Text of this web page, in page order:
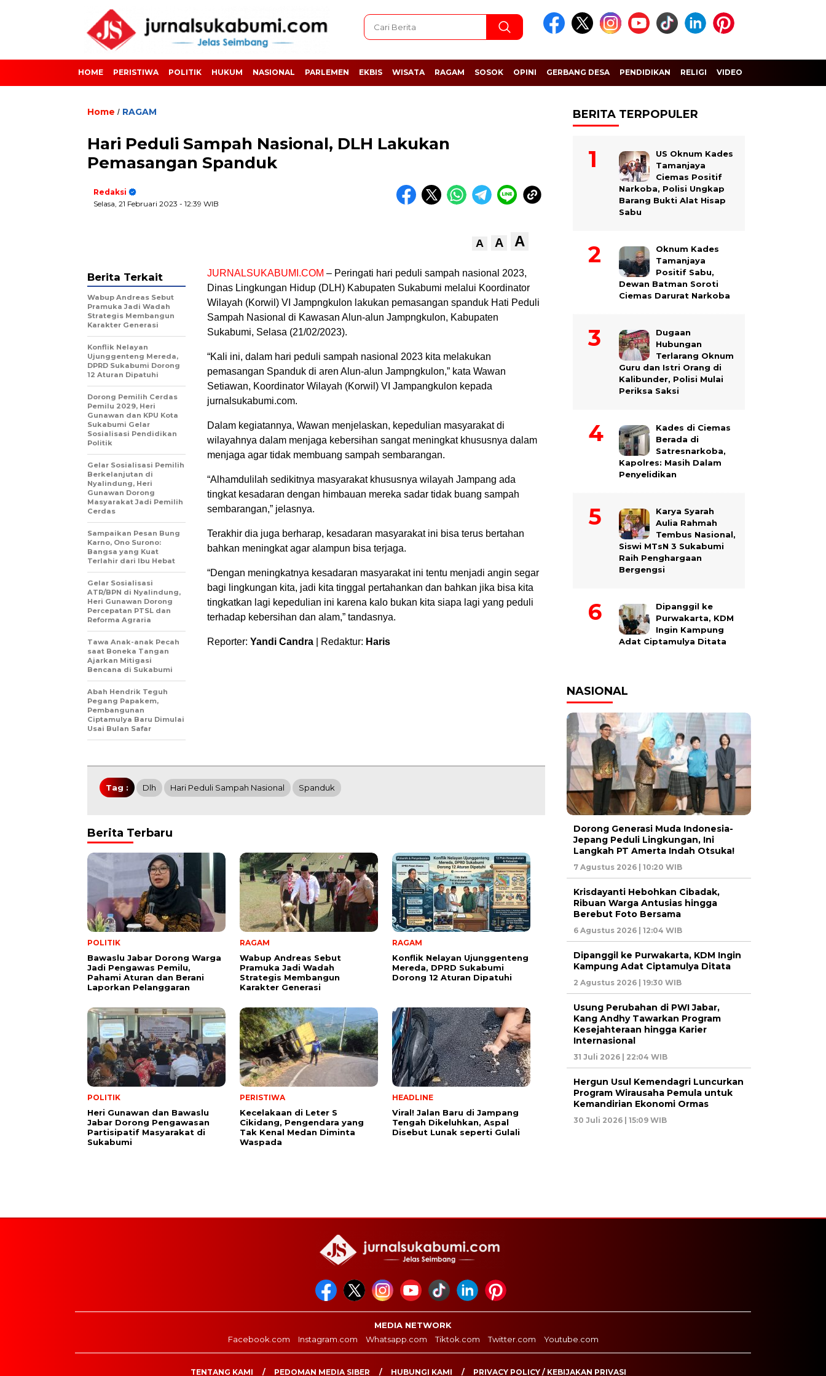
HOME PERISTIWA POLITIK HUKUM NASIONAL PARLEMEN EKBIS WISATA RAGAM SOSOK OPINI GERBANG DESA PENDIDIKAN RELIGI VIDEO
Home / RAGAM
Hari Peduli Sampah Nasional, DLH Lakukan
Pemasangan Spanduk
Redaksi
Selasa, 21 Februari 2023 - 12:39 WIB
A A A
JURNALSUKABUMI.COM – Peringati hari peduli sampah nasional 2023,
Dinas Lingkungan Hidup (DLH) Kabupaten Sukabumi melalui Koordinator
Wilayah (Korwil) VI Jampngkulon lakukan pemasangan spanduk Hati Peduli
Sampah Nasional di Kawasan Alun-alun Jampngkulon, Kabupaten
Sukabumi, Selasa (21/02/2023).
“Kali ini, dalam hari peduli sampah nasional 2023 kita melakukan
pemasangan Spanduk di aren Alun-alun Jampngkulon,” kata Wawan
Setiawan, Koordinator Wilayah (Korwil) VI Jampangkulon kepada
jurnalsukabumi.com.
Dalam kegiatannya, Wawan menjelaskan, kepedulian masyarakat di
wilayahnya dalam menjaga kebersihan sangat meningkat khususnya dalam
menjaga agar tidak membuang sampah sembarangan.
“Alhamdulilah sedikitnya masyarakat khususnya wilayah Jampang ada
tingkat kesadaran dengan himbauan mereka sadar tidak buang sampah
sembarangan,” jelasnya.
Terakhir dia juga berharap, kesadaran masyarakat ini bisa terus bertahan
bahkan meningkat agar alampun bisa terjaga.
“Dengan meningkatnya kesadaran masyarakat ini tentu menjadi angin segar
bagi lingkungan kita, jadi kita tinggal pertahankan dan bahkan jika bisa kita
tingkatkan lagi kepedulian ini karena kalo bukan kita siapa lagi yang peduli
terhadap kebersihan dan alam,” tandasnya.
Reporter: Yandi Candra | Redaktur: Haris
Berita Terkait
Wabup Andreas Sebut
Pramuka Jadi Wadah
Strategis Membangun
Karakter Generasi ‎
Konflik Nelayan
Ujunggenteng Mereda,
DPRD Sukabumi Dorong
12 Aturan Dipatuhi
Dorong Pemilih Cerdas
Pemilu 2029, Heri
Gunawan dan KPU Kota
Sukabumi Gelar
Sosialisasi Pendidikan
Politik
Gelar Sosialisasi Pemilih
Berkelanjutan di
Nyalindung, Heri
Gunawan Dorong
Masyarakat Jadi Pemilih
Cerdas
Sampaikan Pesan Bung
Karno, Ono Surono:
Bangsa yang Kuat
Terlahir dari Ibu Hebat
Gelar Sosialisasi
ATR/BPN di Nyalindung,
Heri Gunawan Dorong
Percepatan PTSL dan
Reforma Agraria
Tawa Anak-anak Pecah
saat Boneka Tangan
Ajarkan Mitigasi
Bencana di Sukabumi
Abah Hendrik Teguh
Pegang Papakem,
Pembangunan
Ciptamulya Baru Dimulai
Usai Bulan Safar
Tag : Dlh Hari Peduli Sampah Nasional Spanduk
Berita Terbaru
POLITIK
Bawaslu Jabar Dorong Warga
Jadi Pengawas Pemilu,
Pahami Aturan dan Berani
Laporkan Pelanggaran
RAGAM
Wabup Andreas Sebut
Pramuka Jadi Wadah
Strategis Membangun
Karakter Generasi ‎
RAGAM
Konflik Nelayan Ujunggenteng
Mereda, DPRD Sukabumi
Dorong 12 Aturan Dipatuhi
POLITIK
Heri Gunawan dan Bawaslu
Jabar Dorong Pengawasan
Partisipatif Masyarakat di
Sukabumi
PERISTIWA
Kecelakaan di Leter S
Cikidang, Pengendara yang
Tak Kenal Medan Diminta
Waspada
HEADLINE
Viral! Jalan Baru di Jampang
Tengah Dikeluhkan, Aspal
Disebut Lunak seperti Gulali
BERITA TERPOPULER
US Oknum Kades
Tamanjaya
Ciemas Positif
Narkoba, Polisi Ungkap
Barang Bukti Alat Hisap
Sabu
Oknum Kades
Tamanjaya
Positif Sabu,
Dewan Batman Soroti
Ciemas Darurat Narkoba
Dugaan
Hubungan
Terlarang Oknum
Guru dan Istri Orang di
Kalibunder, Polisi Mulai
Periksa Saksi
Kades di Ciemas
Berada di
Satresnarkoba,
Kapolres: Masih Dalam
Penyelidikan
Karya Syarah
Aulia Rahmah
Tembus Nasional,
Siswi MTsN 3 Sukabumi
Raih Penghargaan
Bergengsi
Dipanggil ke
Purwakarta, KDM
Ingin Kampung
Adat Ciptamulya Ditata
NASIONAL
Dorong Generasi Muda Indonesia-
Jepang Peduli Lingkungan, Ini
Langkah PT Amerta Indah Otsuka!
7 Agustus 2026 | 10:20 WIB
Krisdayanti Hebohkan Cibadak,
Ribuan Warga Antusias hingga
Berebut Foto Bersama
6 Agustus 2026 | 12:04 WIB
Dipanggil ke Purwakarta, KDM Ingin
Kampung Adat Ciptamulya Ditata
2 Agustus 2026 | 19:30 WIB
Usung Perubahan di PWI Jabar,
Kang Andhy Tawarkan Program
Kesejahteraan hingga Karier
Internasional
31 Juli 2026 | 22:04 WIB
Hergun Usul Kemendagri Luncurkan
Program Wirausaha Pemula untuk
Kemandirian Ekonomi Ormas
30 Juli 2026 | 15:09 WIB
MEDIA NETWORK
Facebook.com
Instagram.com Whatsapp.com Tiktok.com Twitter.com Youtube.com
TENTANG KAMI PEDOMAN MEDIA SIBER HUBUNGI KAMI PRIVACY POLICY / KEBIJAKAN PRIVASI